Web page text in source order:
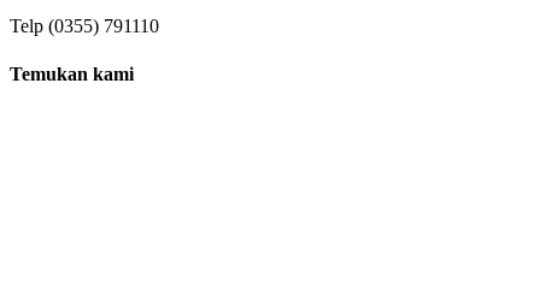
Telp (0355) 791110
Temukan kami